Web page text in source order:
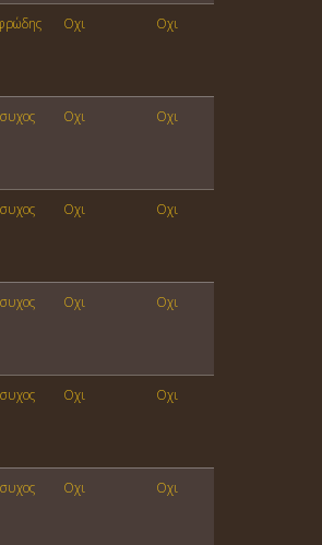
Οχι Οχι
Οχι Οχι
Οχι Οχι
Οχι Οχι
Οχι Οχι
Οχι Οχι